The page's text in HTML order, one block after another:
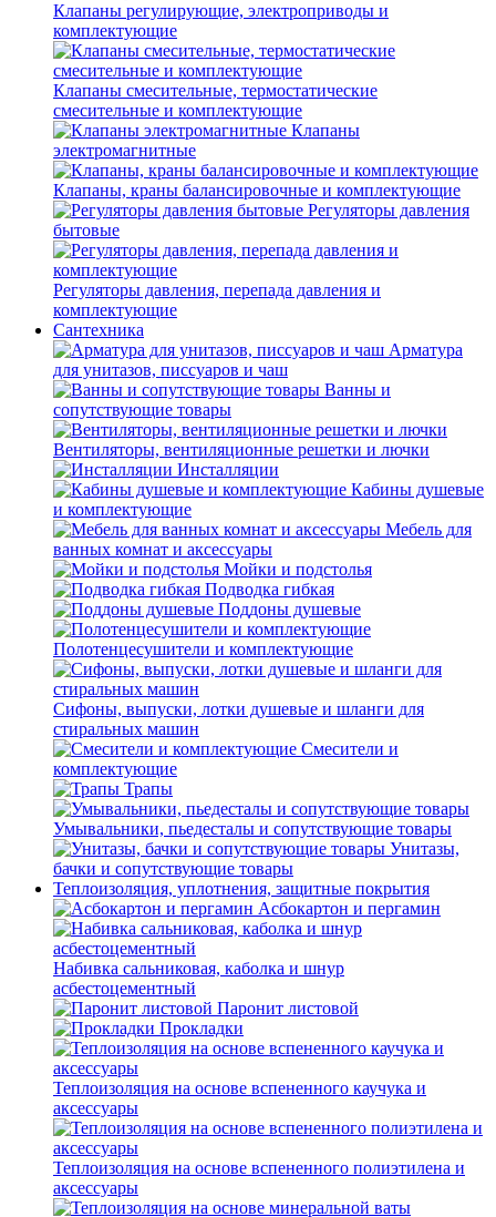
Клапаны регулирующие, электроприводы и
комплектующие
Клапаны смесительные, термостатические
смесительные и комплектующие
Клапаны
электромагнитные
Клапаны, краны балансировочные и комплектующие
Регуляторы давления
бытовые
Регуляторы давления, перепада давления и
комплектующие
Сантехника
Арматура
для унитазов, писсуаров и чаш
Ванны и
сопутствующие товары
Вентиляторы, вентиляционные решетки и лючки
Инсталляции
Кабины душевые
и комплектующие
Мебель для
ванных комнат и аксессуары
Мойки и подстолья
Подводка гибкая
Поддоны душевые
Полотенцесушители и комплектующие
Сифоны, выпуски, лотки душевые и шланги для
стиральных машин
Смесители и
комплектующие
Трапы
Умывальники, пьедесталы и сопутствующие товары
Унитазы,
бачки и сопутствующие товары
Теплоизоляция, уплотнения, защитные покрытия
Асбокартон и пергамин
Набивка сальниковая, каболка и шнур
асбестоцементный
Паронит листовой
Прокладки
Теплоизоляция на основе вспененного каучука и
аксессуары
Теплоизоляция на основе вспененного полиэтилена и
аксессуары